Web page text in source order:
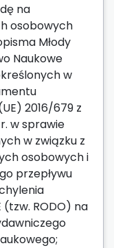
na
osobowych
Młody
Naukowe
w
2016/679 z
w sprawie
w związku z
osobowych i
przepływu
RODO) na